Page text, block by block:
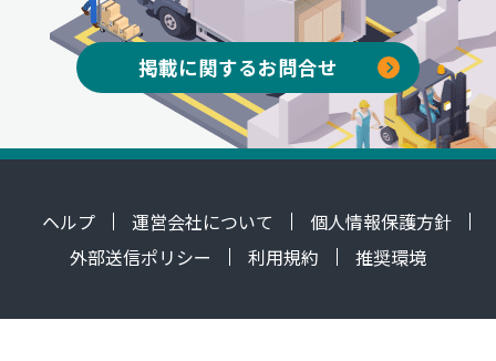
掲載に関するお問合せ
ヘルプ 運営会社について
個人情報保護方針
外部送信ポリシー
利用規約 推奨環境